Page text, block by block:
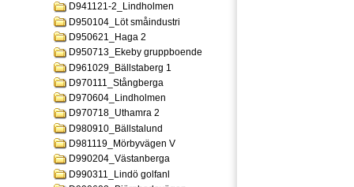
D941121-2_Lindholmen
D950104_Löt småindustri
D950621_Haga 2
D950713_Ekeby gruppboende
D961029_Bällstaberg 1
D970111_Stångberga
D970604_Lindholmen
D970718_Uthamra 2
D980910_Bällstalund
D981119_Mörbyvägen V
D990204_Västanberga
D990311_Lindö golfanl